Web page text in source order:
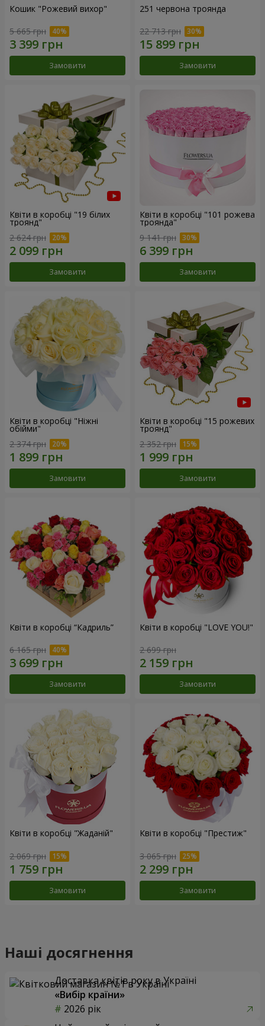
Кошик "Рожевий вихор"
5 665 грн
Замовити
251 червона троянда
22 713 грн
Замовити
Квіти в коробці "19 білих
троянд"
2 624 грн
Замовити
Квіти в коробці "101 рожева
троянда"
9 141 грн
Замовити
Квіти в коробці "Ніжні
обійми"
2 374 грн
Замовити
Квіти в коробці "15 рожевих
троянд"
2 352 грн
Замовити
Квіти в коробці “Кадриль”
6 165 грн
Замовити
Квіти в коробці "LOVE YOU!"
2 699 грн
Замовити
Квіти в коробці "Жаданій"
2 069 грн
Замовити
Квіти в коробці "Престиж"
3 065 грн
Замовити
Наші досягнення
Доставка квітів року в Україні
«Вибір країни»
2026 рік